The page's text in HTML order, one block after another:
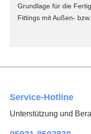
Grundlage für die
Fittings mit Außen-
Service-Hotline
Unterstützung und